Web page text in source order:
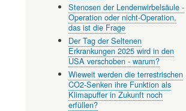
Stenosen der Lendenwirbelsäule -
Operation oder nicht-Operation,
das ist die Frage
Der Tag der Seltenen
Erkrankungen 2025 wird in den
USA verschoben - warum?
Wieweit werden die terrestrischen
CO2-Senken ihre Funktion als
Klimapuffer in Zukunft noch
erfüllen?